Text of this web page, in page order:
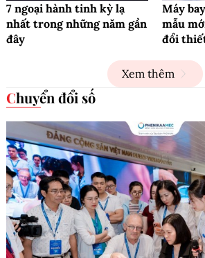
7 ngoại hành tinh kỳ lạ
nhất trong những năm gần
đây
Máy
mẫu
đổi
Xem thêm
Chuyển đổi số